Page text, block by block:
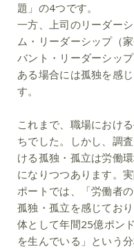
題」の4つです。
一方、上司のリーダー
ム・リーダーシップ（
バント・リーダーシッ
ある場合には孤独を感
す。
これまで、職場におけ
ちでした。しかし、調
ける孤独・孤立は労働
になりつつあります。
ポートでは、「労働者
孤独・孤立を感じてお
体として年間25億ポン
を生んでいる」という